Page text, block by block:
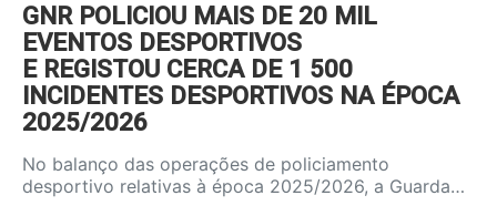
GNR POLICIOU MAIS DE 20 MIL
EVENTOS DESPORTIVOS
E REGISTOU CERCA DE 1 500
INCIDENTES DESPORTIVOS NA ÉPOCA
2025/2026
No balanço das operações de policiamento
desportivo relativas à época 2025/2026, a Guarda…